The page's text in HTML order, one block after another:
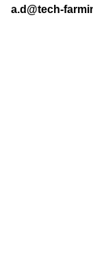
a.d@tech-